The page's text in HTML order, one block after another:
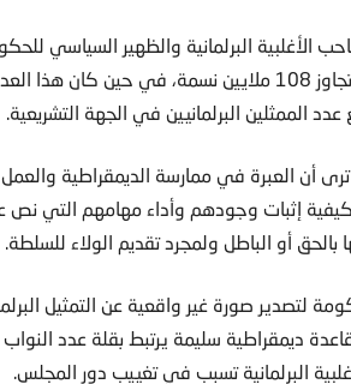
البرلمانية والظهير السياسي
الممثلين البرلمانيين في الجهة التشريعية.
ترى أن العبرة في ممارسة الديمقراطية
إثبات وجودهم وأداء مهامهم التي نص
أو الباطل ولمجرد تقديم الولاء للسلطة.
لتصدير صورة غير واقعية عن التمثيل
ديمقراطية سليمة يرتبط بقلة عدد
البرلمانية تسبب في تغييب دور المجلس.